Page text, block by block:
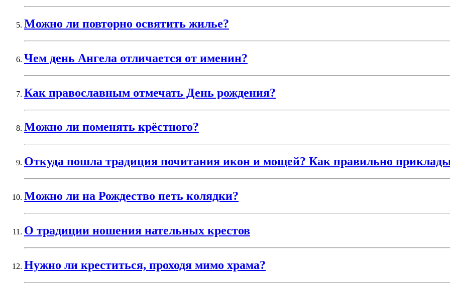
Можно ли повторно освятить жилье?
Чем день Ангела отличается от именин?
Как православным отмечать День рождения?
Можно ли поменять крёстного?
Откуда пошла традиция почитания икон и мощей? Как правильно
Можно ли на Рождество петь колядки?
О традиции ношения нательных крестов
Нужно ли креститься, проходя мимо храма?